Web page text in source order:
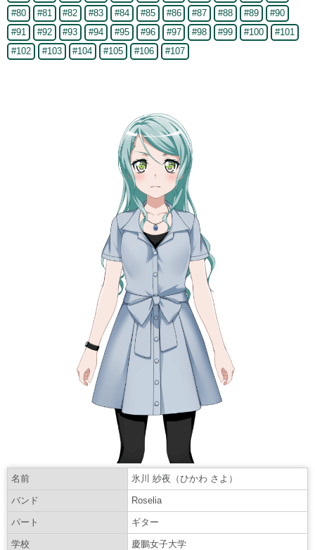
#80
#81 #82 #83 #84 #85 #86 #87 #88 #89
#90
#91
#92 #93 #94 #95 #96 #97 #98 #99 #100
#101
#102
#103 #104 #105 #106 #107
名前 氷川 紗夜（ひかわ さよ）
バンド Roselia
パート ギター
学校 慶鵬女子大学